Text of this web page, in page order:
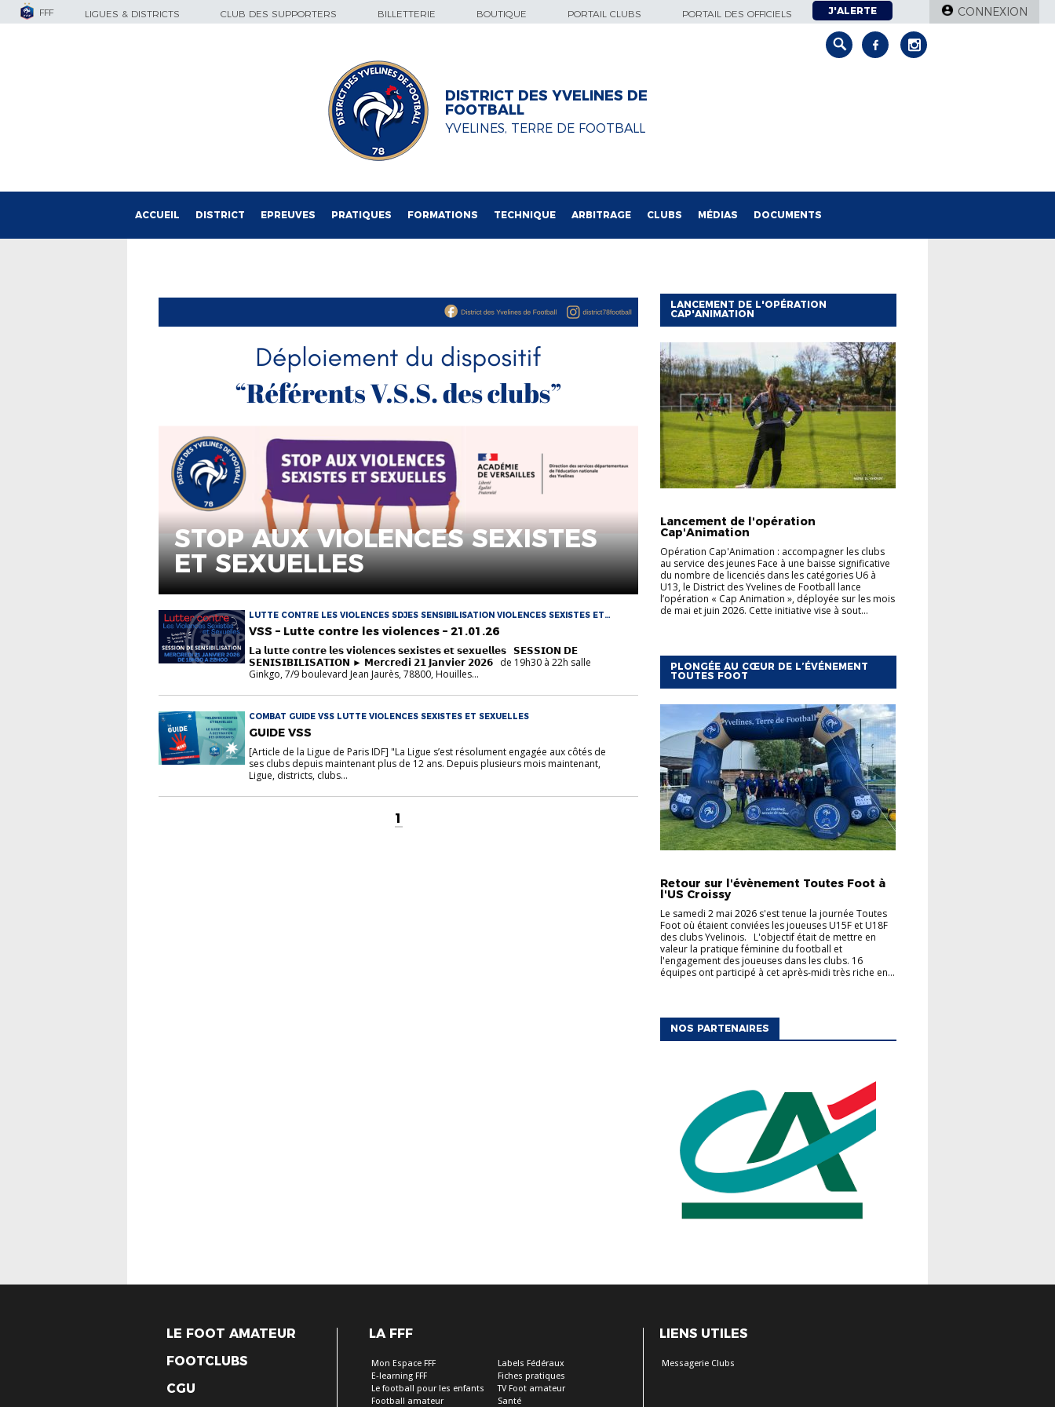
FFF LIGUES & DISTRICTS CLUB DES SUPPORTERS BILLETTERIE BOUTIQUE PORTAIL CLUBS PORTAIL DES OFFICIELS J'ALERTE CONNEXION
DISTRICT DES YVELINES DE
FOOTBALL
YVELINES, TERRE DE FOOTBALL
ACCUEIL DISTRICT EPREUVES PRATIQUES FORMATIONS TECHNIQUE ARBITRAGE CLUBS MÉDIAS DOCUMENTS
STOP AUX VIOLENCES SEXISTES
ET SEXUELLES
LUTTE CONTRE LES VIOLENCES SDJES SENSIBILISATION VIOLENCES SEXISTES ET
SEXUELLES VSS
VSS – Lutte contre les violences – 21.01.26
𝗟𝗮 𝗹𝘂𝘁𝘁𝗲 𝗰𝗼𝗻𝘁𝗿𝗲 𝗹𝗲𝘀 𝘃𝗶𝗼𝗹𝗲𝗻𝗰𝗲𝘀 𝘀𝗲𝘅𝗶𝘀𝘁𝗲𝘀 𝗲𝘁 𝘀𝗲𝘅𝘂𝗲𝗹𝗹𝗲𝘀 𝗦𝗘𝗦𝗦𝗜𝗢𝗡 𝗗𝗘
𝗦𝗘𝗡𝗜𝗦𝗜𝗕𝗜𝗟𝗜𝗦𝗔𝗧𝗜𝗢𝗡 ► 𝗠𝗲𝗿𝗰𝗿𝗲𝗱𝗶 𝟮𝟭 𝗝𝗮𝗻𝘃𝗶𝗲𝗿 𝟮𝟬𝟮𝟲 de 19h30 à 22h salle
Ginkgo, 7/9 boulevard Jean Jaurès, 78800, Houilles...
COMBAT GUIDE VSS LUTTE VIOLENCES SEXISTES ET SEXUELLES
GUIDE VSS
[Article de la Ligue de Paris IDF] "La Ligue s’est résolument engagée aux côtés de
ses clubs depuis maintenant plus de 12 ans. Depuis plusieurs mois maintenant,
Ligue, districts, clubs...
1
LANCEMENT DE L'OPÉRATION
CAP'ANIMATION
Lancement de l'opération
Cap'Animation
Opération Cap'Animation : accompagner les clubs
au service des jeunes Face à une baisse significative
du nombre de licenciés dans les catégories U6 à
U13, le District des Yvelines de Football lance
l’opération « Cap Animation », déployée sur les mois
de mai et juin 2026. Cette initiative vise à sout...
PLONGÉE AU CŒUR DE L’ÉVÉNEMENT
TOUTES FOOT
Retour sur l'évènement Toutes Foot à
l'US Croissy
Le samedi 2 mai 2026 s'est tenue la journée Toutes
Foot où étaient conviées les joueuses U15F et U18F
des clubs Yvelinois. L'objectif était de mettre en
valeur la pratique féminine du football et
l'engagement des joueuses dans les clubs. 16
équipes ont participé à cet après-midi très riche en...
NOS PARTENAIRES
LE FOOT AMATEUR
FOOTCLUBS
CGU
LA FFF
Mon Espace FFF
E-learning FFF
Le football pour les enfants
Football amateur
Labels Fédéraux
Fiches pratiques
TV Foot amateur
Santé
LIENS UTILES
Messagerie Clubs